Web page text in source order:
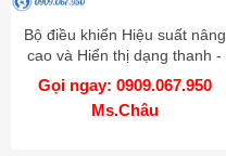
Bộ điều khiển Hiệu suất nâng
cao và Hiển thị dạng thanh -
Model KPN
Gọi ngay: 0909.067.950
Ms.Châu